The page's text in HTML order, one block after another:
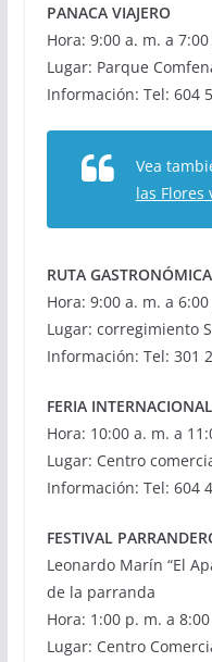
PANACA VIAJERO
Hora: 9:00 a. m. a
Lugar: Parque
Información: Tel: 604
Vea
las Flores
RUTA
Hora: 9:00 a. m. a
Lugar: corregimiento
Información: Tel: 301
FERIA
Hora: 10:00 a. m. a
Lugar: Centro
Información: Tel: 604
FESTIVAL
Leonardo Marín “El
de la parranda
Hora: 1:00 p. m. a
Lugar: Centro